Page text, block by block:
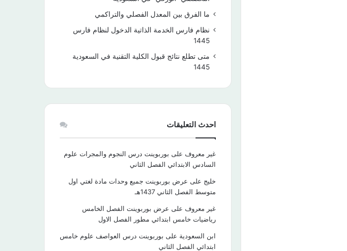
ما الفرق بين المعدل الفصلي والتراكمي
نظام فارس الخدمة الذاتية الدخول لنظام فارس
1445
متى تطلع نتائج قبول الكلية التقنية في السعودية
1445
احدث التعليقات
غير معروف على بوربوينت درس النجوم والمجرات علوم
السادس الابتدائي الفصل الثاني
خليج على عرض بوربوينت جميع وحدات مادة لغتي اول
متوسط الفصل الثاني 1437هـ
غير معروف على عرض بوربوينت الفصل الخامس
رياضيات خامس ابتدائي مطور الفصل الاول
ابن السعودية على بوربوينت درس العواصف علوم خامس
ابتدائي الفصل الثاني